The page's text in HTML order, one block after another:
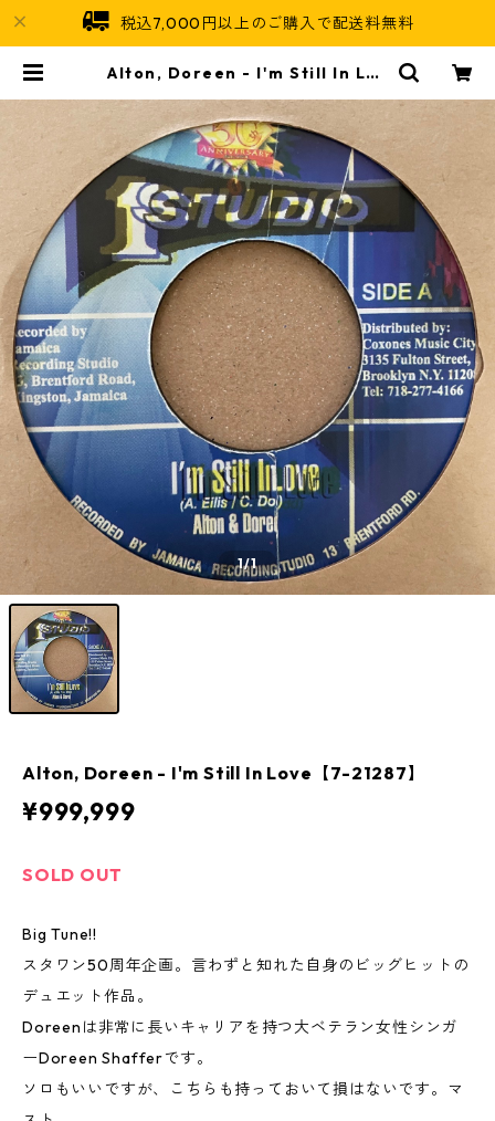
税込7,000円以上のご購入で配送料無料
Alton, Doreen - I'm Still In Lov
1/1
Alton, Doreen - I'm Still In Love【7-21287】
¥999,999
SOLD OUT
Big Tune!!
スタワン50周年企画。言わずと知れた自身のビッグヒットの
デュエット作品。
Doreenは非常に長いキャリアを持つ大ベテラン女性シンガ
ーDoreen Shafferです。
ソロもいいですが、こちらも持っておいて損はないです。マ